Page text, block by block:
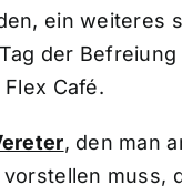
ein weiteres
der
Café.
, den man
muss,